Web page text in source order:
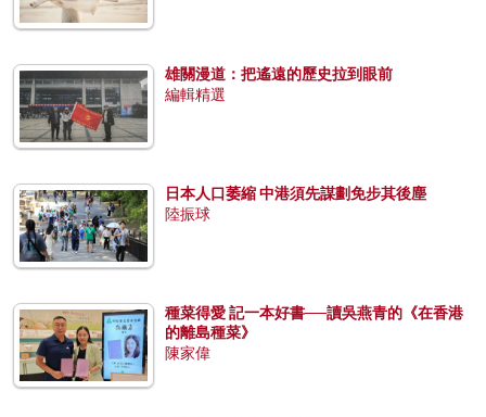
雄關漫道：把遙遠的歷史拉到眼前
編輯精選
日本人口萎縮 中港須先謀劃免步其後塵
陸振球
種菜得愛 記一本好書──讀吳燕青的《在香港
的離島種菜》
陳家偉